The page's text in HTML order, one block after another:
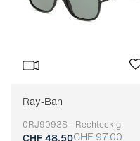
Ray-Ban
0RJ9093S - Rechteckig
CHF 48.50CHF 97.00